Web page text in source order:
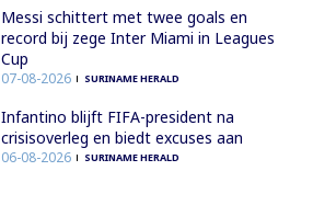
Messi schittert met twee goals en
record bij zege Inter Miami in Leagues
Cup
07-08-2026 SURINAME HERALD
Infantino blijft FIFA-president na
crisisoverleg en biedt excuses aan
06-08-2026 SURINAME HERALD